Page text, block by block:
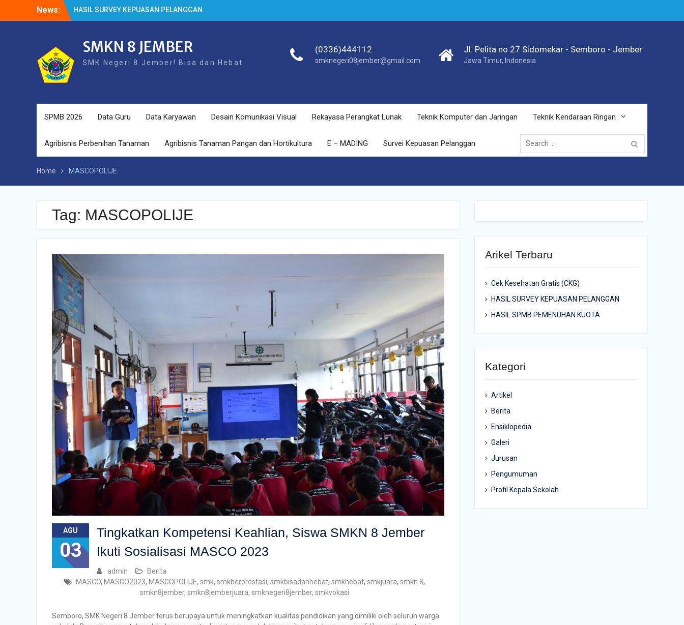
News:
HASIL SURVEY KEPUASAN PELANGGAN
HASIL SPMB PEMENUHAN KUOTA
SMKN 8 JEMBER
SMK Negeri 8 Jember! Bisa dan Hebat
(0336)444112
smknegeri08jember@gmail.com
Jl. Pelita no 27 Sidomekar - Semboro - Jember
Jawa Timur, Indonesia
SPMB 2026 Data Guru Data Karyawan Desain Komunikasi Visual Rekayasa Perangkat Lunak Teknik Komputer dan Jaringan Teknik Kendaraan Ringan
Agribisnis Perbenihan Tanaman Agribisnis Tanaman Pangan dan Hortikultura E – MADING Survei Kepuasan Pelanggan
Search
for:
Home MASCOPOLIJE
Tag: MASCOPOLIJE
AGU
03
Tingkatkan Kompetensi Keahlian, Siswa SMKN 8 Jember
Ikuti Sosialisasi MASCO 2023
admin
Berita
MASCO, MASCO2023, MASCOPOLIJE, smk, smkberprestasi, smkbisadanhebat, smkhebat, smkjuara, smkn 8,
smkn8jember, smkn8jemberjuara, smknegeri8jember, smkvokasi
Semboro, SMK Negeri 8 Jember terus berupaya untuk meningkatkan kualitas pendidikan yang dimiliki oleh seluruh warga
Arikel Terbaru
Cek Kesehatan Gratis (CKG)
HASIL SURVEY KEPUASAN PELANGGAN
HASIL SPMB PEMENUHAN KUOTA
Kategori
Artikel
Berita
Ensiklopedia
Galeri
Jurusan
Pengumuman
Profil Kepala Sekolah